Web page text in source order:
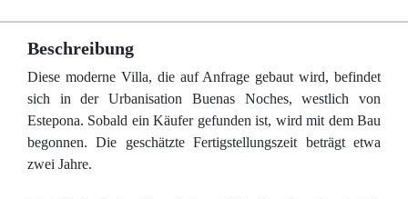
Beschreibung
Diese moderne Villa, die auf Anfrage gebaut wird, befindet
sich in der Urbanisation Buenas Noches, westlich von
Estepona. Sobald ein Käufer gefunden ist, wird mit dem Bau
begonnen. Die geschätzte Fertigstellungszeit beträgt etwa
zwei Jahre.